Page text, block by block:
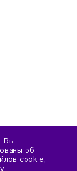
Вы
об
cookie,